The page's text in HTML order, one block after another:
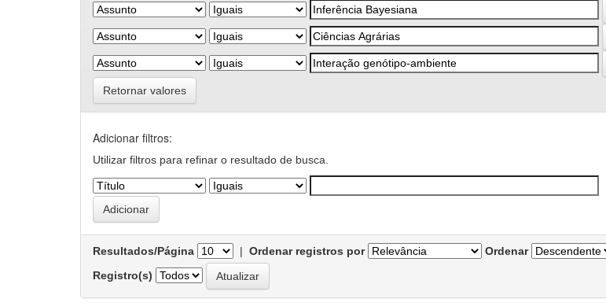
Retornar valores
Adicionar filtros:
Utilizar filtros para refinar o resultado de busca.
Resultados/Página | Ordenar registros por
Ordenar
Registro(s)